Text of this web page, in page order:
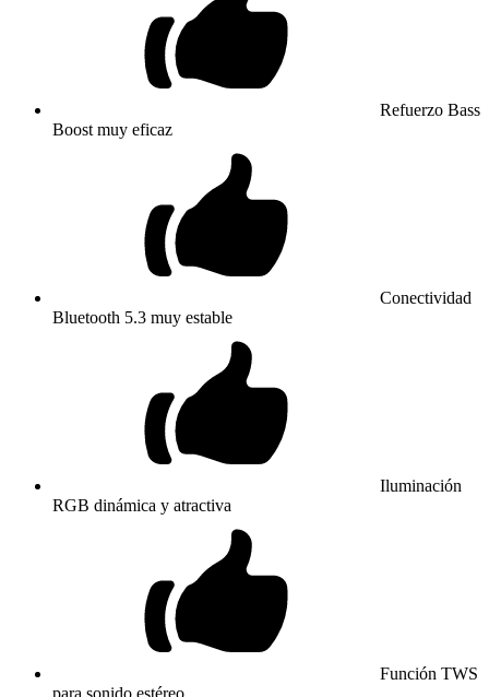
Refuerzo Bass
Boost muy eficaz
Conectividad
Bluetooth 5.3 muy estable
Iluminación
RGB dinámica y atractiva
Función TWS
para sonido estéreo